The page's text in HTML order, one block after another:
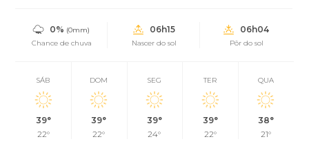
0% (0mm)
Chance de chuva
06h15
Nascer do sol
06h04
Pôr do sol
SÁB
39°
22°
DOM
39°
22°
SEG
39°
24°
TER
39°
22°
QUA
38°
21°